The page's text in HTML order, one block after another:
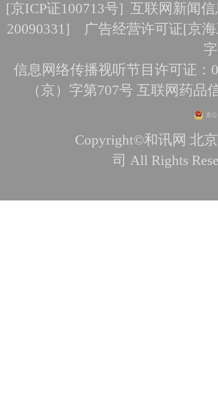
[京ICP证100713号]互联网新闻
20090331] 广告经营许可证[京
信息网络传播视听节目许可证：
（京）字第707号 互联网药品
京
Copyright©和讯网 北
司 All Rights